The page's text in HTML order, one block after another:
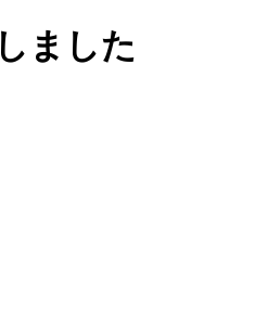
ました